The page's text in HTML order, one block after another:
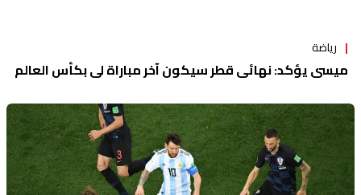
رياضة
ميسي يؤكد: نهائي قطر سيكون آخر مباراة لي بكأس العالم